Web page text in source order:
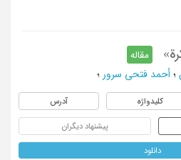
مقاله
؛ أحمد فتحی سرور ؛
کلیدواژه آدرس
پیشنهاد دیگران
دانلود